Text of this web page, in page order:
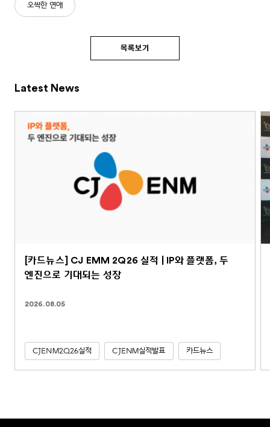
오싹한 연애
목록보기
Latest News
[카드뉴스] CJ EMM 2Q26 실적 | IP와 플랫폼, 두
엔진으로 기대되는 성장
2026.08.05
CJENM2Q26실적 CJENM실적발표 카드뉴스